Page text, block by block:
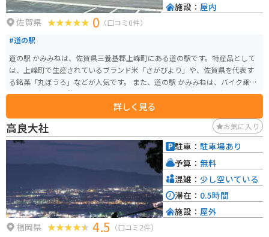
佐賀県 0 （口コミ0件）
#道の駅
道の駅 かみみねは、佐賀県三養基郡上峰町にある道の駅です。特産品として
は、上峰町で生産されているブランド米「さがびより」や、佐賀県を代表す
る銘菓「丸ぼうろ」などが人気です。 また、道の駅 かみみねは、バイク乗り
にとって便利な休憩スポットとしても知られています。駐車場も広く、バイ
クスタンドも設置されているので、安心してバイクを停めることができま
す。 道の駅 かみみね周辺には、観光スポットもいくつかあります。車で約10
分のところには、日本最大級の弥生時代の環濠集落跡である吉野ヶ里遺跡が
あります。また、車で約20分のところには、樹齢約300年の大楠がある武雄神
社があります。道の駅 かみみねは、佐賀県内を観光する際の拠点としても便
利な場所にあります。周辺には、温泉や宿泊施設もあるので、ゆっくりと観
ヶ里遺跡 * 武雄神社 * 武雄温泉 【道の駅 かみみね周辺のグルメ】 * 佐賀牛 *
伊万里牛 * 有明海の海苔 【道の駅 かみみねへのアクセス】 * 車：長崎自動車
道 東脊振ICから約10分 * 電車：JR長崎本線 肥前山口駅からタクシーで約20
分 * バイク：駐車場、バイクスタンドあり 【道の駅 かみみねの情報】 * 住
詳しく見る
施設： 屋内
高良大社 お気に入り
福岡県 4.5 （口コミ2件）
駐車： 駐車場あり
予算： 無料
混雑： 少し空いている
滞在： 0.5時間
施設： 屋外